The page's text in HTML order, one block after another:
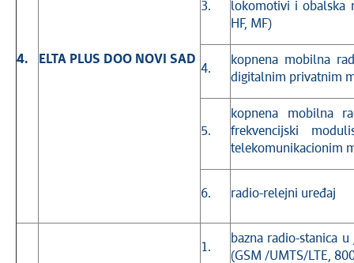
4. ELTA PLUS DOO NOVI SAD
3.
lokomotivi i obalska
HF, MF)
4.
kopnena mobilna
digitalnim privatnim
5.
kopnena mobilna
frekvencijski
telekomunikacionim
6. radio-relejni uređaj
1.
bazna radio-stanica
(GSM /UMTS/LTE,